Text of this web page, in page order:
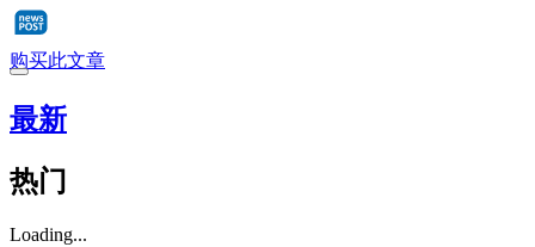
购买此文章
最新
热门
Loading...